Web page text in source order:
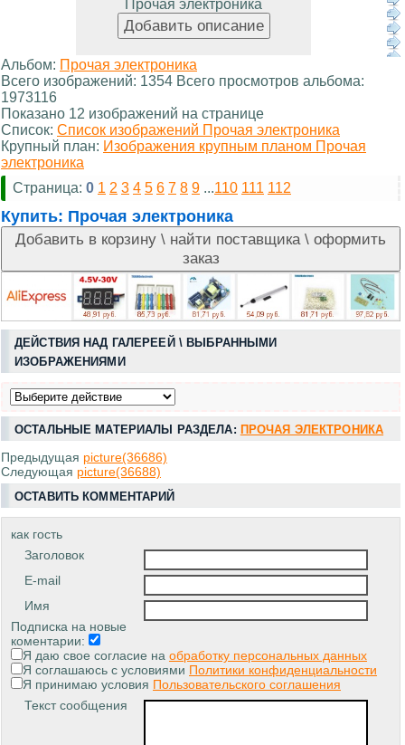
Прочая электроника
Альбом: Прочая электроника
Всего изображений: 1354 Всего просмотров альбома:
1973116
Показано 12 изображений на странице
Список: Список изображений Прочая электроника
Крупный план: Изображения крупным планом Прочая
электроника
Страница: 0 1 2 3 4 5 6 7 8 9 ...110 111 112
Купить: Прочая электроника
ДЕЙСТВИЯ НАД ГАЛЕРЕЕЙ \ ВЫБРАННЫМИ
ИЗОБРАЖЕНИЯМИ
ОСТАЛЬНЫЕ МАТЕРИАЛЫ РАЗДЕЛА: ПРОЧАЯ ЭЛЕКТРОНИКА
Предыдущая picture(36686)
Следующая picture(36688)
ОСТАВИТЬ КОММЕНТАРИЙ
как гость
Заголовок
E-mail
Имя
Подписка на новые
коментарии:
Я даю свое согласие на обработку персональных данных
Я соглашаюсь с условиями Политики конфиденциальности
Я принимаю условия Пользовательского соглашения
Текст сообщения